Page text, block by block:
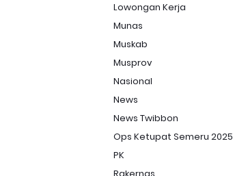
Lowongan Kerja
Munas
Muskab
Musprov
Nasional
News
News Twibbon
Ops Ketupat Semeru 2025
PK